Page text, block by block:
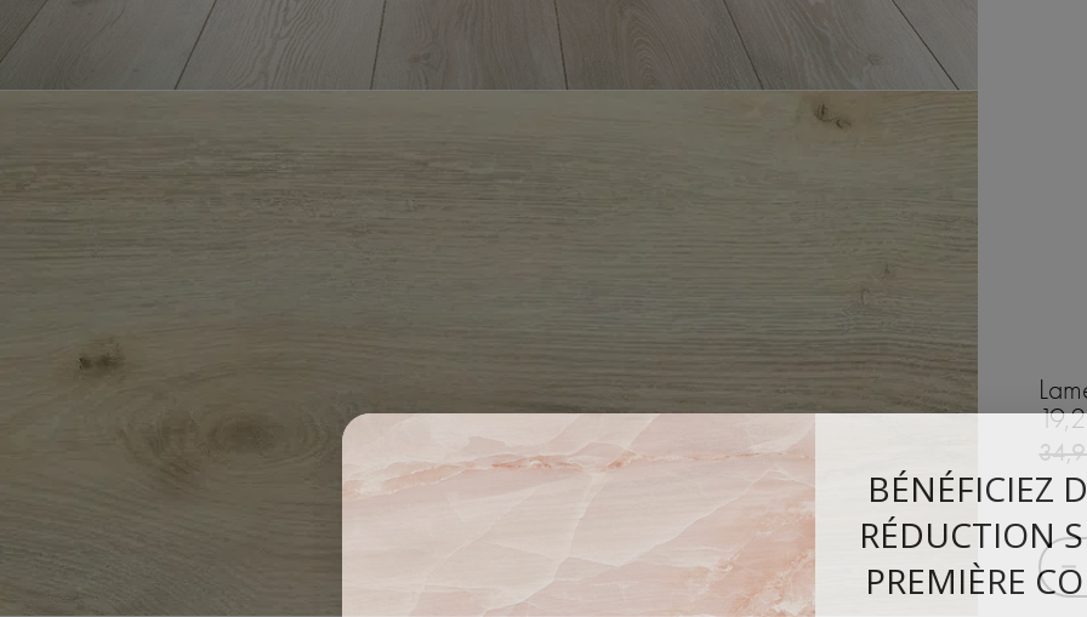
−
BÉNÉFICIEZ
RÉDUCTION
PREMIÈRE